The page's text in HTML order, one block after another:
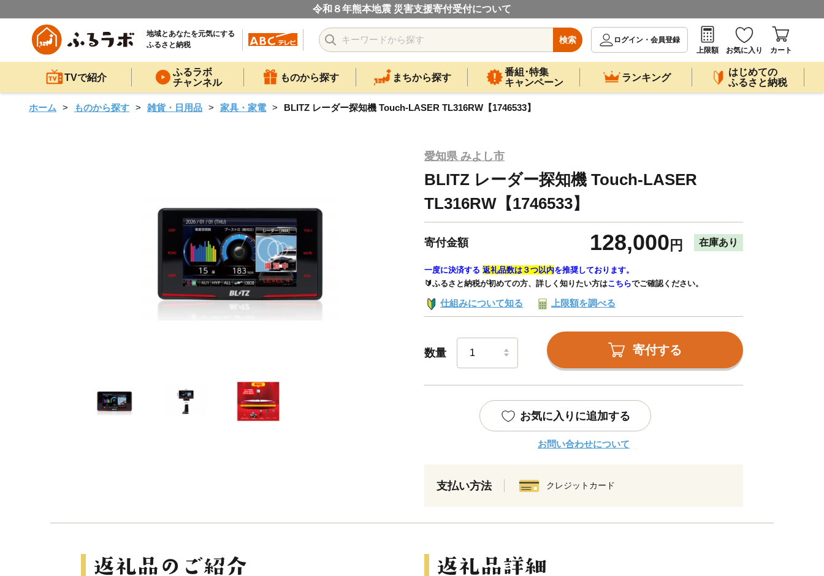
令和８年熊本地震 災害支援寄付受付について
地域とあなたを元気にする
ふるさと納税
検索
ログイン・会員登録
上限額
お気に入り カート
TVで紹介
ふるラボ
チャンネル
ものから探す まちから探す
番組･特集
キャンペーン
ランキング
はじめての
ふるさと納税
ホーム ものから探す 雑貨・日用品 家具・家電 BLITZ レーダー探知機 Touch-LASER TL316RW【1746533】
愛知県 みよし市
BLITZ レーダー探知機 Touch-LASER
TL316RW【1746533】
寄付金額 128,000 円 在庫あり
一度に決済する 返礼品数は３つ以内を推奨しております。
🔰ふるさと納税が初めての方、詳しく知りたい方はこちらでご確認ください。
仕組みについて知る 上限額を調べる
数量 寄付する
お気に入りに追加する
お問い合わせについて
支払い方法 クレジットカード